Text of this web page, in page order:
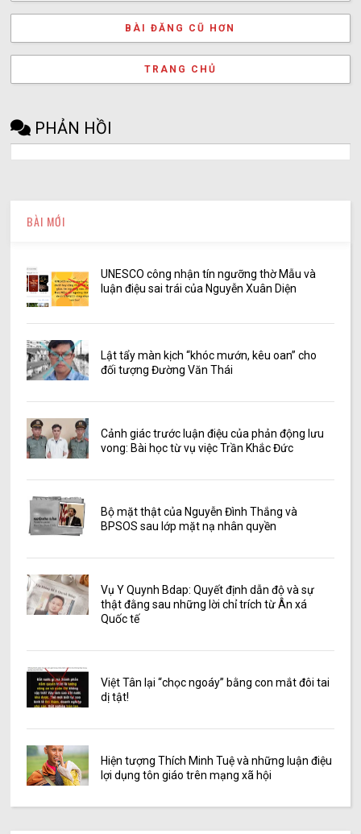
BÀI ĐĂNG CŨ HƠN
TRANG CHỦ
PHẢN HỒI
BÀI MỚI
UNESCO công nhận tín ngưỡng thờ Mẫu và
luận điệu sai trái của Nguyễn Xuân Diện
Lật tẩy màn kịch “khóc mướn, kêu oan” cho
đối tượng Đường Văn Thái
Cảnh giác trước luận điệu của phản động lưu
vong: Bài học từ vụ việc Trần Khắc Đức
Bộ mặt thật của Nguyễn Đình Thắng và
BPSOS sau lớp mặt nạ nhân quyền
Vụ Y Quynh Bdap: Quyết định dẫn độ và sự
thật đằng sau những lời chỉ trích từ Ân xá
Quốc tế
Việt Tân lại “chọc ngoáy” bằng con mắt đôi tai
dị tật!
Hiện tượng Thích Minh Tuệ và những luận điệu
lợi dụng tôn giáo trên mạng xã hội